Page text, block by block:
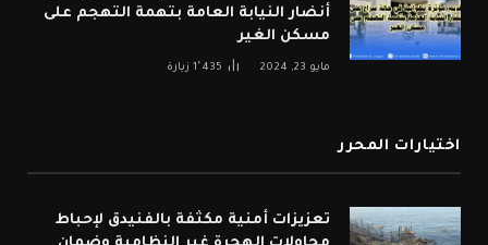
أنضار النيابة العامة بتهمة التهجم على
مسكن الغير
مايو 23, 2024 1٬435 زيارة
اختيارات المحرر
تعزيزات أمنية مكثفة بالفنيدق لإحباط